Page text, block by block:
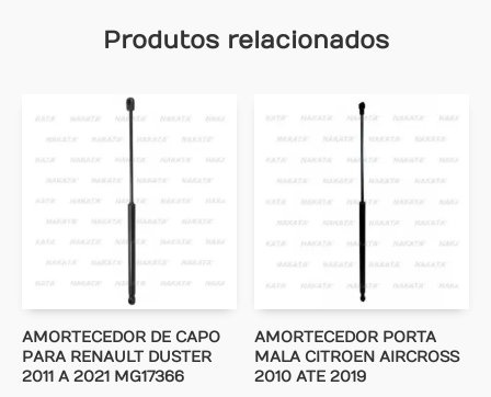
Produtos relacionados
AMORTECEDOR DE CAPO
PARA RENAULT DUSTER
2011 A 2021 MG17366
AMORTECEDOR PORTA
MALA CITROEN AIRCROSS
2010 ATE 2019